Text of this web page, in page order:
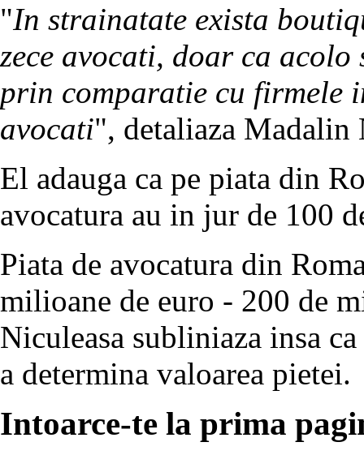
"In strainatate exista
zece avocati, doar ca acolo
prin comparatie cu firmele
avocati", detaliaza Madalin
El adauga ca pe piata din
avocatura au in jur de 100
Piata de avocatura din
milioane de euro - 200 de
Niculeasa subliniaza insa
a determina valoarea pietei.
Intoarce-te la prima